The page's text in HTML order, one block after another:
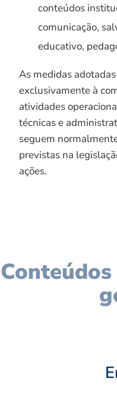
conteúdos
comunicação,
educativo,
As medidas
exclusivamente à
atividades
técnicas e
seguem
previstas na
ações.